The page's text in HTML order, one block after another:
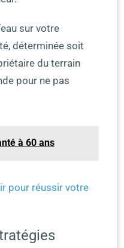
sur votre
déterminée soit
du terrain
pour ne pas
à 60 ans
pour réussir votre